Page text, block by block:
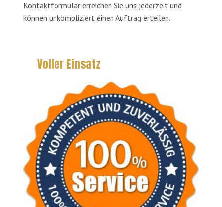
Kontaktformular erreichen Sie uns jederzeit und
können unkompliziert einen Auftrag erteilen.
Voller Einsatz